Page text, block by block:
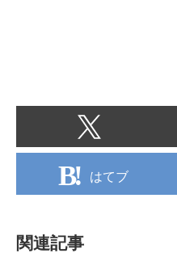
はてブ
関連記事